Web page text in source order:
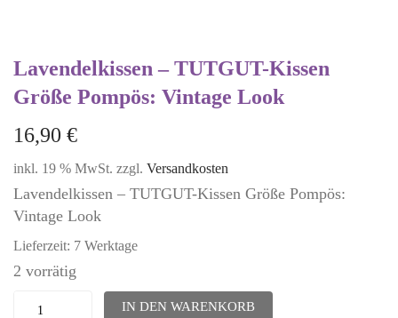
Lavendelkissen – TUTGUT-Kissen
Größe Pompös: Vintage Look
16,90 €
inkl. 19 % MwSt. zzgl. Versandkosten
Lavendelkissen – TUTGUT-Kissen Größe Pompös:
Vintage Look
Lieferzeit: 7 Werktage
2 vorrätig
Lavendelkissen
IN DEN WARENKORB